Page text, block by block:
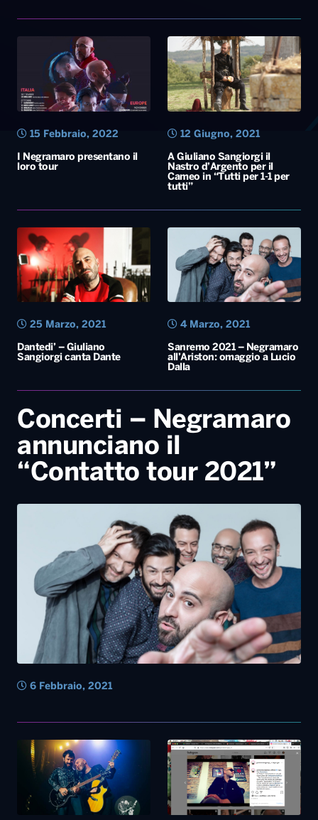
I Negramaro presentano il
loro tour
15 Febbraio, 2022
A Giuliano Sangiorgi il
Nastro d’Argento per il
Cameo in “Tutti per 1-1 per
tutti”
12 Giugno, 2021
Dantedi’ – Giuliano
Sangiorgi canta Dante
25 Marzo, 2021
Sanremo 2021 – Negramaro
all’Ariston: omaggio a Lucio
Dalla
4 Marzo, 2021
Concerti – Negramaro
annunciano il
“Contatto tour 2021”
6 Febbraio, 2021